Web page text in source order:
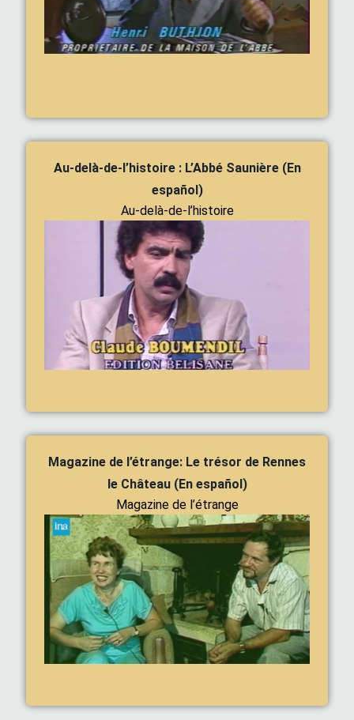
Au-delà-de-l’histoire : L’Abbé Saunière (En
español)
Au-delà-de-l’histoire
Magazine de l’étrange: Le trésor de Rennes
le Château (En español)
Magazine de l’étrange